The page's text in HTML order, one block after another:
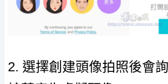
2. 選擇創建頭像拍照後會